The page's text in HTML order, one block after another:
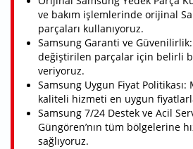
ve bakım işlemlerinde orijinal
parçaları kullanıyoruz.
Samsung Garanti ve
değiştirilen parçalar için belirli
veriyoruz.
Samsung Uygun Fiyat
kaliteli hizmeti en uygun
Samsung 7/24 Destek ve Acil
Güngören’nın tüm bölgelerine
sağlıyoruz.